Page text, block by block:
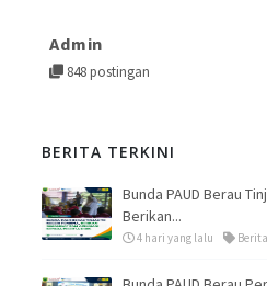
Admin
848 postingan
BERITA TERKINI
Bunda PAUD Berau
Berikan...
4 hari yang lalu